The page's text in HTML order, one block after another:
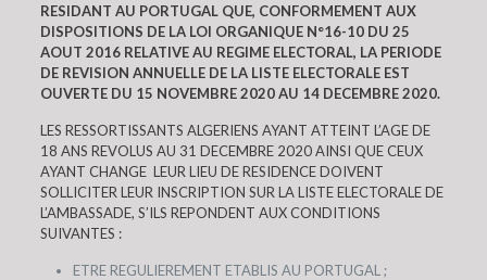
RESIDANT AU PORTUGAL QUE, CONFORMEMENT AUX
DISPOSITIONS DE LA LOI ORGANIQUE N°16-10 DU 25
AOUT 2016 RELATIVE AU REGIME ELECTORAL, LA PERIODE
DE REVISION ANNUELLE DE LA LISTE ELECTORALE EST
OUVERTE DU 15 NOVEMBRE 2020 AU 14 DECEMBRE 2020.
LES RESSORTISSANTS ALGERIENS AYANT ATTEINT L’AGE DE
18 ANS REVOLUS AU 31 DECEMBRE 2020 AINSI QUE CEUX
AYANT CHANGE LEUR LIEU DE RESIDENCE DOIVENT
SOLLICITER LEUR INSCRIPTION SUR LA LISTE ELECTORALE DE
L’AMBASSADE, S’ILS REPONDENT AUX CONDITIONS
SUIVANTES :
ETRE REGULIEREMENT ETABLIS AU PORTUGAL ;